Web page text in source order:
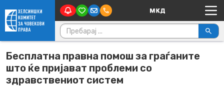
Skip to content Main Navigation
Пребарувај за:
Бесплатна правна помош за граѓаните
што ќе пријават проблеми со
здравствениот систем